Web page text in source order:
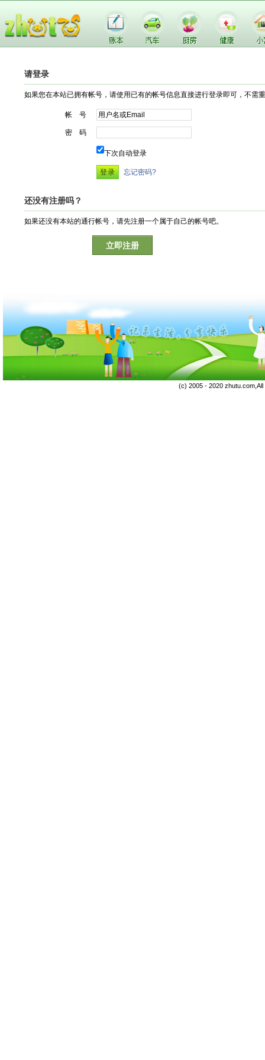
请登录
如果您在本站已拥有帐号，请使用已有的帐号信息直接进行登录即可，不需
帐 号
密 码
下次自动登录
忘记密码?
还没有注册吗？
如果还没有本站的通行帐号，请先注册一个属于自己的帐号吧。
立即注册
(c) 2005 - 2020